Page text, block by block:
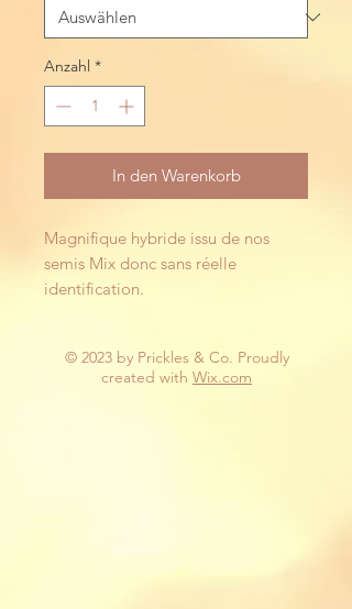
Anzahl *
In den Warenkorb
Magnifique hybride issu de nos
semis Mix donc sans réelle
identification.
© 2023 by Prickles & Co. Proudly
created with Wix.com